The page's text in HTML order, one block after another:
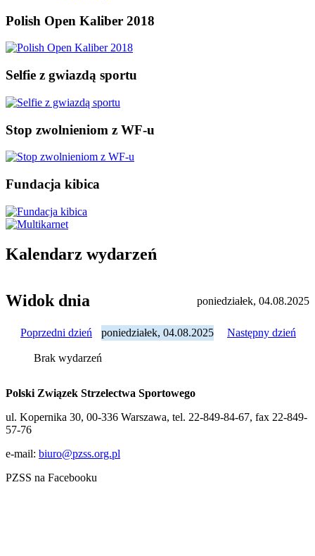
Polish Open Kaliber 2018
Selfie z gwiazdą sportu
Stop zwolnieniom z WF-u
Fundacja kibica
Kalendarz wydarzeń
Widok dnia poniedziałek, 04.08.2025
Poprzedni dzień poniedziałek, 04.08.2025 Następny dzień
Brak wydarzeń
Polski Związek Strzelectwa Sportowego
ul. Kopernika 30, 00-336 Warszawa, tel. 22-849-84-67, fax 22-849-
57-76
e-mail: biuro@pzss.org.pl
PZSS na Facebooku